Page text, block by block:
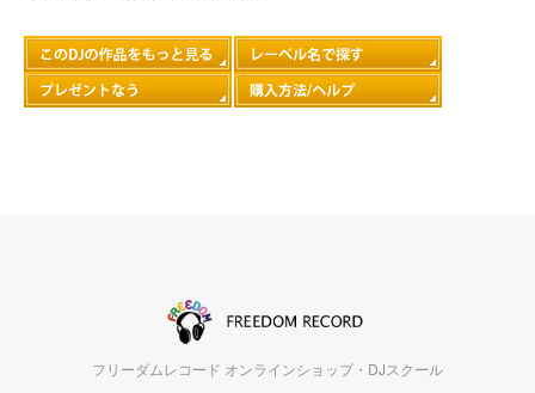
フリーダムレコード オンラインショップ・DJスクール